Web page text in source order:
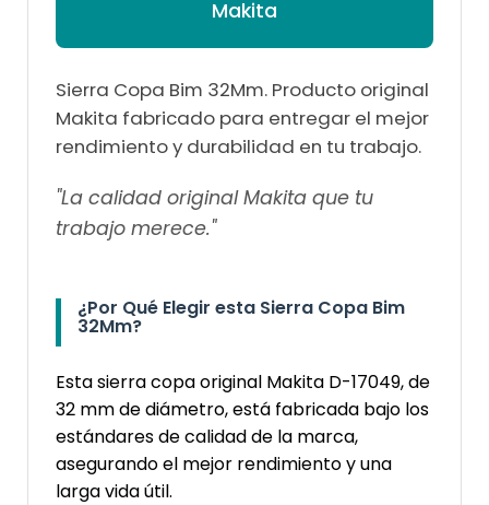
Makita
Sierra Copa Bim 32Mm. Producto original
Makita fabricado para entregar el mejor
rendimiento y durabilidad en tu trabajo.
"La calidad original Makita que tu
trabajo merece."
¿Por Qué Elegir esta Sierra Copa Bim
32Mm?
Esta sierra copa original Makita D-17049, de
32 mm de diámetro, está fabricada bajo los
estándares de calidad de la marca,
asegurando el mejor rendimiento y una
larga vida útil.